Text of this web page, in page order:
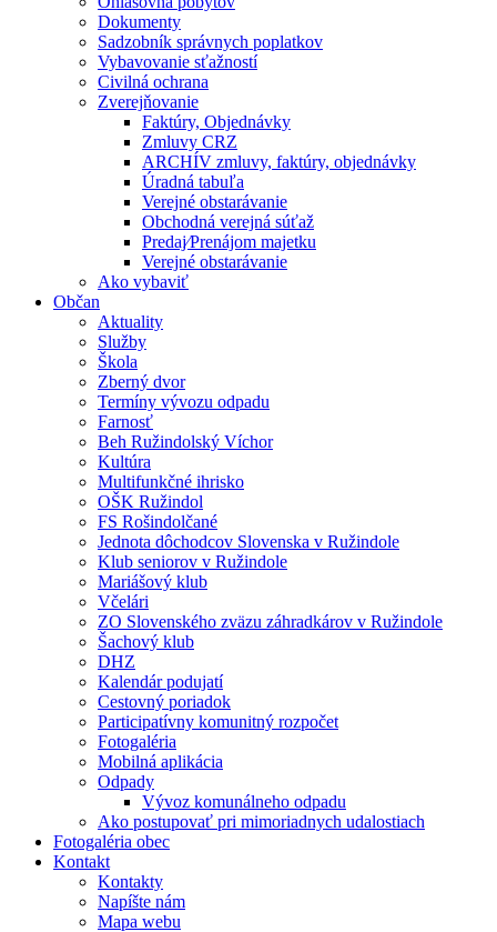
Dokumenty
Sadzobník správnych poplatkov
Vybavovanie sťažností
Civilná ochrana
Zverejňovanie
Faktúry, Objednávky
Zmluvy CRZ
ARCHÍV zmluvy, faktúry, objednávky
Úradná tabuľa
Verejné obstarávanie
Obchodná verejná súťaž
Predaj⁄Prenájom majetku
Verejné obstarávanie
Ako vybaviť
Občan
Aktuality
Služby
Škola
Zberný dvor
Termíny vývozu odpadu
Farnosť
Beh Ružindolský Víchor
Kultúra
Multifunkčné ihrisko
OŠK Ružindol
FS Rošindolčané
Jednota dôchodcov Slovenska v Ružindole
Klub seniorov v Ružindole
Mariášový klub
Včelári
ZO Slovenského zväzu záhradkárov v Ružindole
Šachový klub
DHZ
Kalendár podujatí
Cestovný poriadok
Participatívny komunitný rozpočet
Fotogaléria
Mobilná aplikácia
Odpady
Vývoz komunálneho odpadu
Ako postupovať pri mimoriadnych udalostiach
Fotogaléria obec
Kontakt
Kontakty
Napíšte nám
Mapa webu